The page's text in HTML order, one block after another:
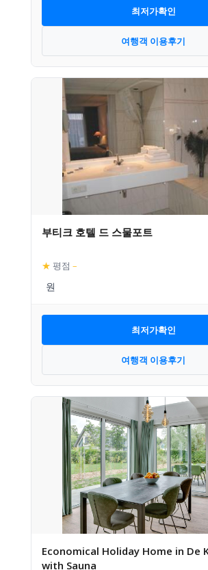
최저가확인
여행객 이용후기
부티크 호텔 드 스물포트
★ 평점 –
최저가확인
여행객 이용후기
Economical Holiday Home in De
with Sauna